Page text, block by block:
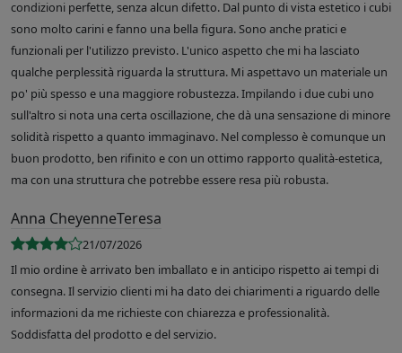
condizioni perfette, senza alcun difetto. Dal punto di vista estetico i cubi
sono molto carini e fanno una bella figura. Sono anche pratici e
funzionali per l'utilizzo previsto. L'unico aspetto che mi ha lasciato
qualche perplessità riguarda la struttura. Mi aspettavo un materiale un
po' più spesso e una maggiore robustezza. Impilando i due cubi uno
sull'altro si nota una certa oscillazione, che dà una sensazione di minore
solidità rispetto a quanto immaginavo. Nel complesso è comunque un
buon prodotto, ben rifinito e con un ottimo rapporto qualità-estetica,
ma con una struttura che potrebbe essere resa più robusta.
Anna CheyenneTeresa
21/07/2026
Il mio ordine è arrivato ben imballato e in anticipo rispetto ai tempi di
consegna. Il servizio clienti mi ha dato dei chiarimenti a riguardo delle
informazioni da me richieste con chiarezza e professionalità.
Soddisfatta del prodotto e del servizio.